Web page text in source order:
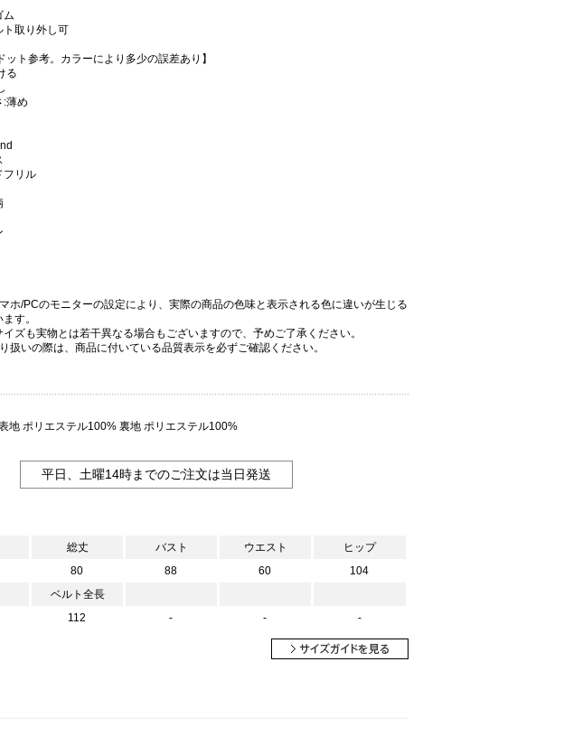
ム
ト取り外し可
ット参考。カラーにより多少の誤差あり】
る
:薄め
フリル
ホ/PCのモニターの設定により、実際の商品の色味と表示される色に違いが生じる
す。
イズも実物とは若干異なる場合もございますので、予めご了承ください。
扱いの際は、商品に付いている品質表示を必ずご確認ください。
地 ポリエステル100% 裏地 ポリエステル100%
平日、土曜14時までのご注文は当日発送
総丈 バスト ウエスト
ヒップ
80 88 60
104
ベルト全長
112 - - -